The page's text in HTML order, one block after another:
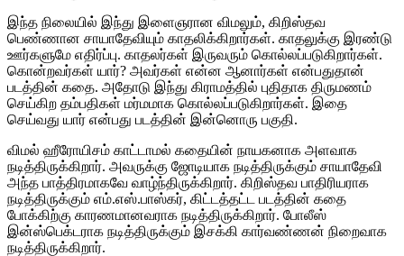
இந்த நிலையில் இந்து இளைஞரான விமலும், கிறிஸ்தவ
பெண்ணான சாயாதேவியும் காதலிக்கிறார்கள். காதலுக்கு இரண்டு
ஊர்களுமே எதிர்ப்பு. காதலர்கள் இருவரும் கொல்லப்படுகிறார்கள்.
கொன்றவர்கள் யார்? அவர்கள் என்ன ஆனார்கள் என்பதுதான்
படத்தின் கதை. அதோடு இந்து கிராமத்தில் புதிதாக திருமணம்
செய்கிற தம்பதிகள் மர்மமாக கொல்லப்படுகிறார்கள். இதை
செய்வது யார் என்பது படத்தின் இன்னொரு பகுதி.
விமல் ஹீரோயிசம் காட்டாமல் கதையின் நாயகனாக அளவாக
நடித்திருக்கிறார். அவருக்கு ஜோடியாக நடித்திருக்கும் சாயாதேவி
அந்த பாத்திரமாகவே வாழ்ந்திருக்கிறார். கிறிஸ்தவ பாதிரியராக
நடித்திருக்கும் எம்.எஸ்.பாஸ்கர், கிட்டத்தட்ட படத்தின் கதை
போக்கிற்கு காரணமானவராக நடித்திருக்கிறார். போலீஸ்
இன்ஸ்பெக்டராக நடித்திருக்கும் இசக்கி கார்வண்ணன் நிறைவாக
நடித்திருக்கிறார்.